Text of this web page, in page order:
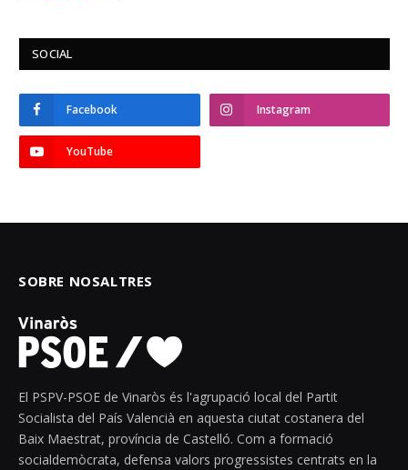
SOCIAL
Facebook Instagram
YouTube
SOBRE NOSALTRES
El PSPV-PSOE de Vinaròs és l'agrupació local del Partit
Socialista del País Valencià en aquesta ciutat costanera del
Baix Maestrat, província de Castelló. Com a formació
socialdemòcrata, defensa valors progressistes centrats en la